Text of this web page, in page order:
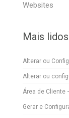
Websites
Mais lidos
Alterar ou
Alterar ou
Área de Cliente
Gerar e